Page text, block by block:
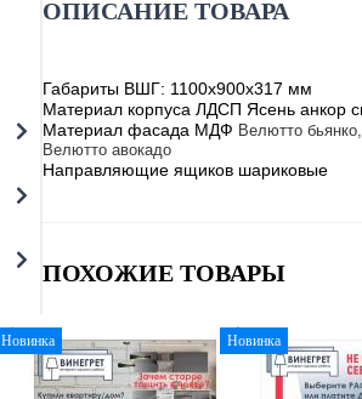
ОПИСАНИЕ ТОВАРА
Габариты ВШГ: 1100х900х317 мм
Материал корпуса ЛДСП Ясень анкор
Материал фасада МДФ Велютто
Велютто авокадо
Направляющие ящиков шариковые
ПОХОЖИЕ ТОВАРЫ
Новинка Новинка